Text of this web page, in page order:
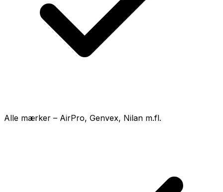
Alle mærker – AirPro, Genvex, Nilan m.fl.